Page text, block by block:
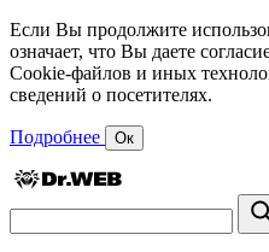
Если Вы продолжите
означает, что Вы даете
Cookie-файлов и иных
сведений о посетителях.
Подробнее Ок